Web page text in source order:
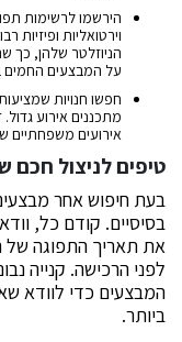
הירשמו לרשימות
וירטואליות ופיזיות
הניוזלטר שלהן, כך
על המבצעים החמים
חפשו חנויות
מתכננים אירוע
אירועים
טיפים לניצול חכם
בעת חיפוש אחר
בסיסיים. קודם כל,
את תאריך התפוגה של
לפני הרכישה. קנייה
המבצעים כדי לוודא
ביותר.